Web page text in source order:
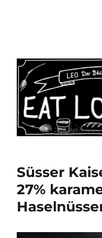
LEO Der
Aachen
Süsser
27%